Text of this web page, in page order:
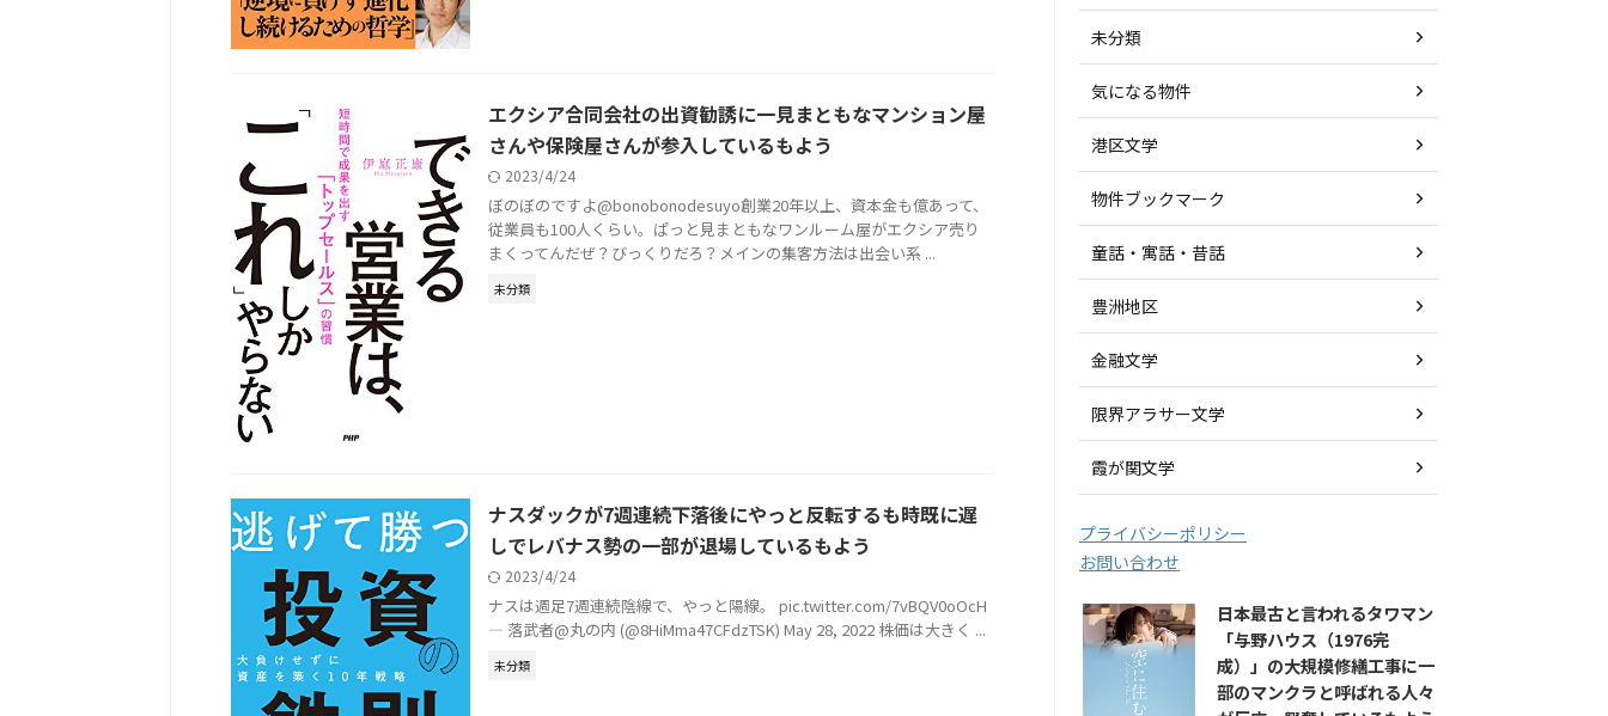
エクシア合同会社の出資勧誘に一見まともなマンション屋
さんや保険屋さんが参入しているもよう
2023/4/24
ぼのぼのですよ@bonobonodesuyo創業20年以上、資本金も億あって、
従業員も100人くらい。ぱっと見まともなワンルーム屋がエクシア売り
まくってんだぜ？びっくりだろ？メインの集客方法は出会い系 ...
未分類
ナスダックが7週連続下落後にやっと反転するも時既に遅
しでレバナス勢の一部が退場しているもよう
2023/4/24
ナスは週足7週連続陰線で、やっと陽線。 pic.twitter.com/7vBQV0oOcH
— 落武者@丸の内 (@8HiMma47CFdzTSK) May 28, 2022 株価は大きく ...
未分類
未分類
気になる物件
港区文学
物件ブックマーク
童話・寓話・昔話
豊洲地区
金融文学
限界アラサー文学
霞が関文学
プライバシーポリシー
お問い合わせ
日本最古と言われるタワマン
「与野ハウス（1976完
成）」の大規模修繕工事に一
部のマンクラと呼ばれる人々